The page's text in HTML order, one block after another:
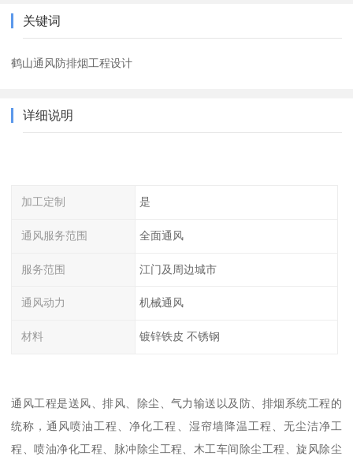
关键词
鹤山通风防排烟工程设计
详细说明
加工定制 是
通风服务范围 全面通风
服务范围 江门及周边城市
通风动力 机械通风
材料 镀锌铁皮 不锈钢
通风工程是送风、排风、除尘、气力输送以及防、排烟系统工程的
统称，通风喷油工程、净化工程、湿帘墙降温工程、无尘洁净工
程、喷油净化工程、脉冲除尘工程、木工车间除尘工程、旋风除尘